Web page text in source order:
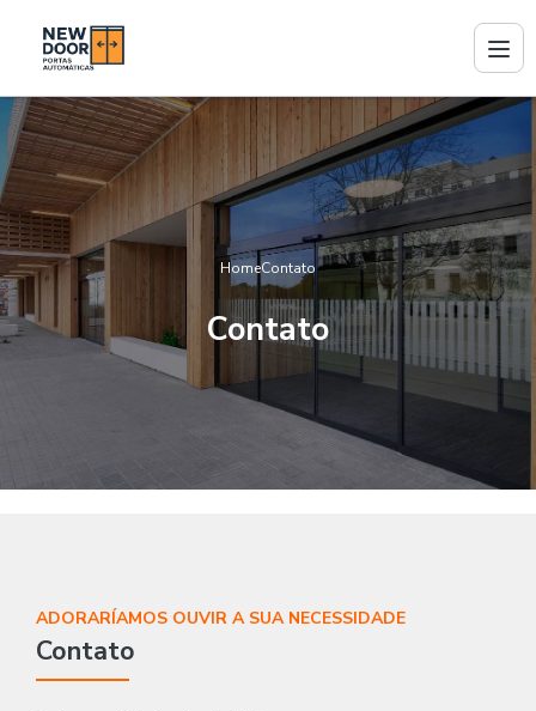
HomeContato
Contato
ADORARÍAMOS OUVIR A SUA NECESSIDADE
Contato